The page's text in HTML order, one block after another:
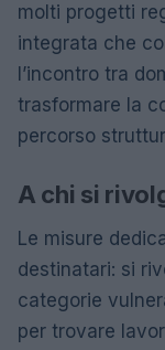
molti progetti
integrata che
l’incontro tra
trasformare la
percorso
A chi si
Le misure
destinatari: si
categorie
per trovare